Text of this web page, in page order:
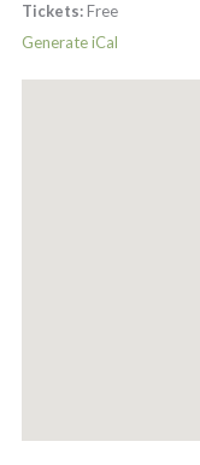
Tickets:Free
Generate iCal